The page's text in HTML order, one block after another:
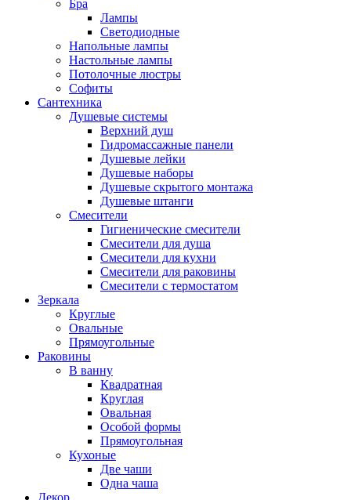
Бра
Лампы
Светодиодные
Напольные лампы
Настольные лампы
Потолочные люстры
Софиты
Сантехника
Душевые системы
Верхний душ
Гидромассажные панели
Душевые лейки
Душевые наборы
Душевые скрытого монтажа
Душевые штанги
Смесители
Гигиенические смесители
Смесители для душа
Смесители для кухни
Смесители для раковины
Смесители с термостатом
Зеркала
Круглые
Овальные
Прямоугольные
Раковины
В ванну
Квадратная
Круглая
Овальная
Особой формы
Прямоугольная
Кухоные
Две чаши
Одна чаша
Декор